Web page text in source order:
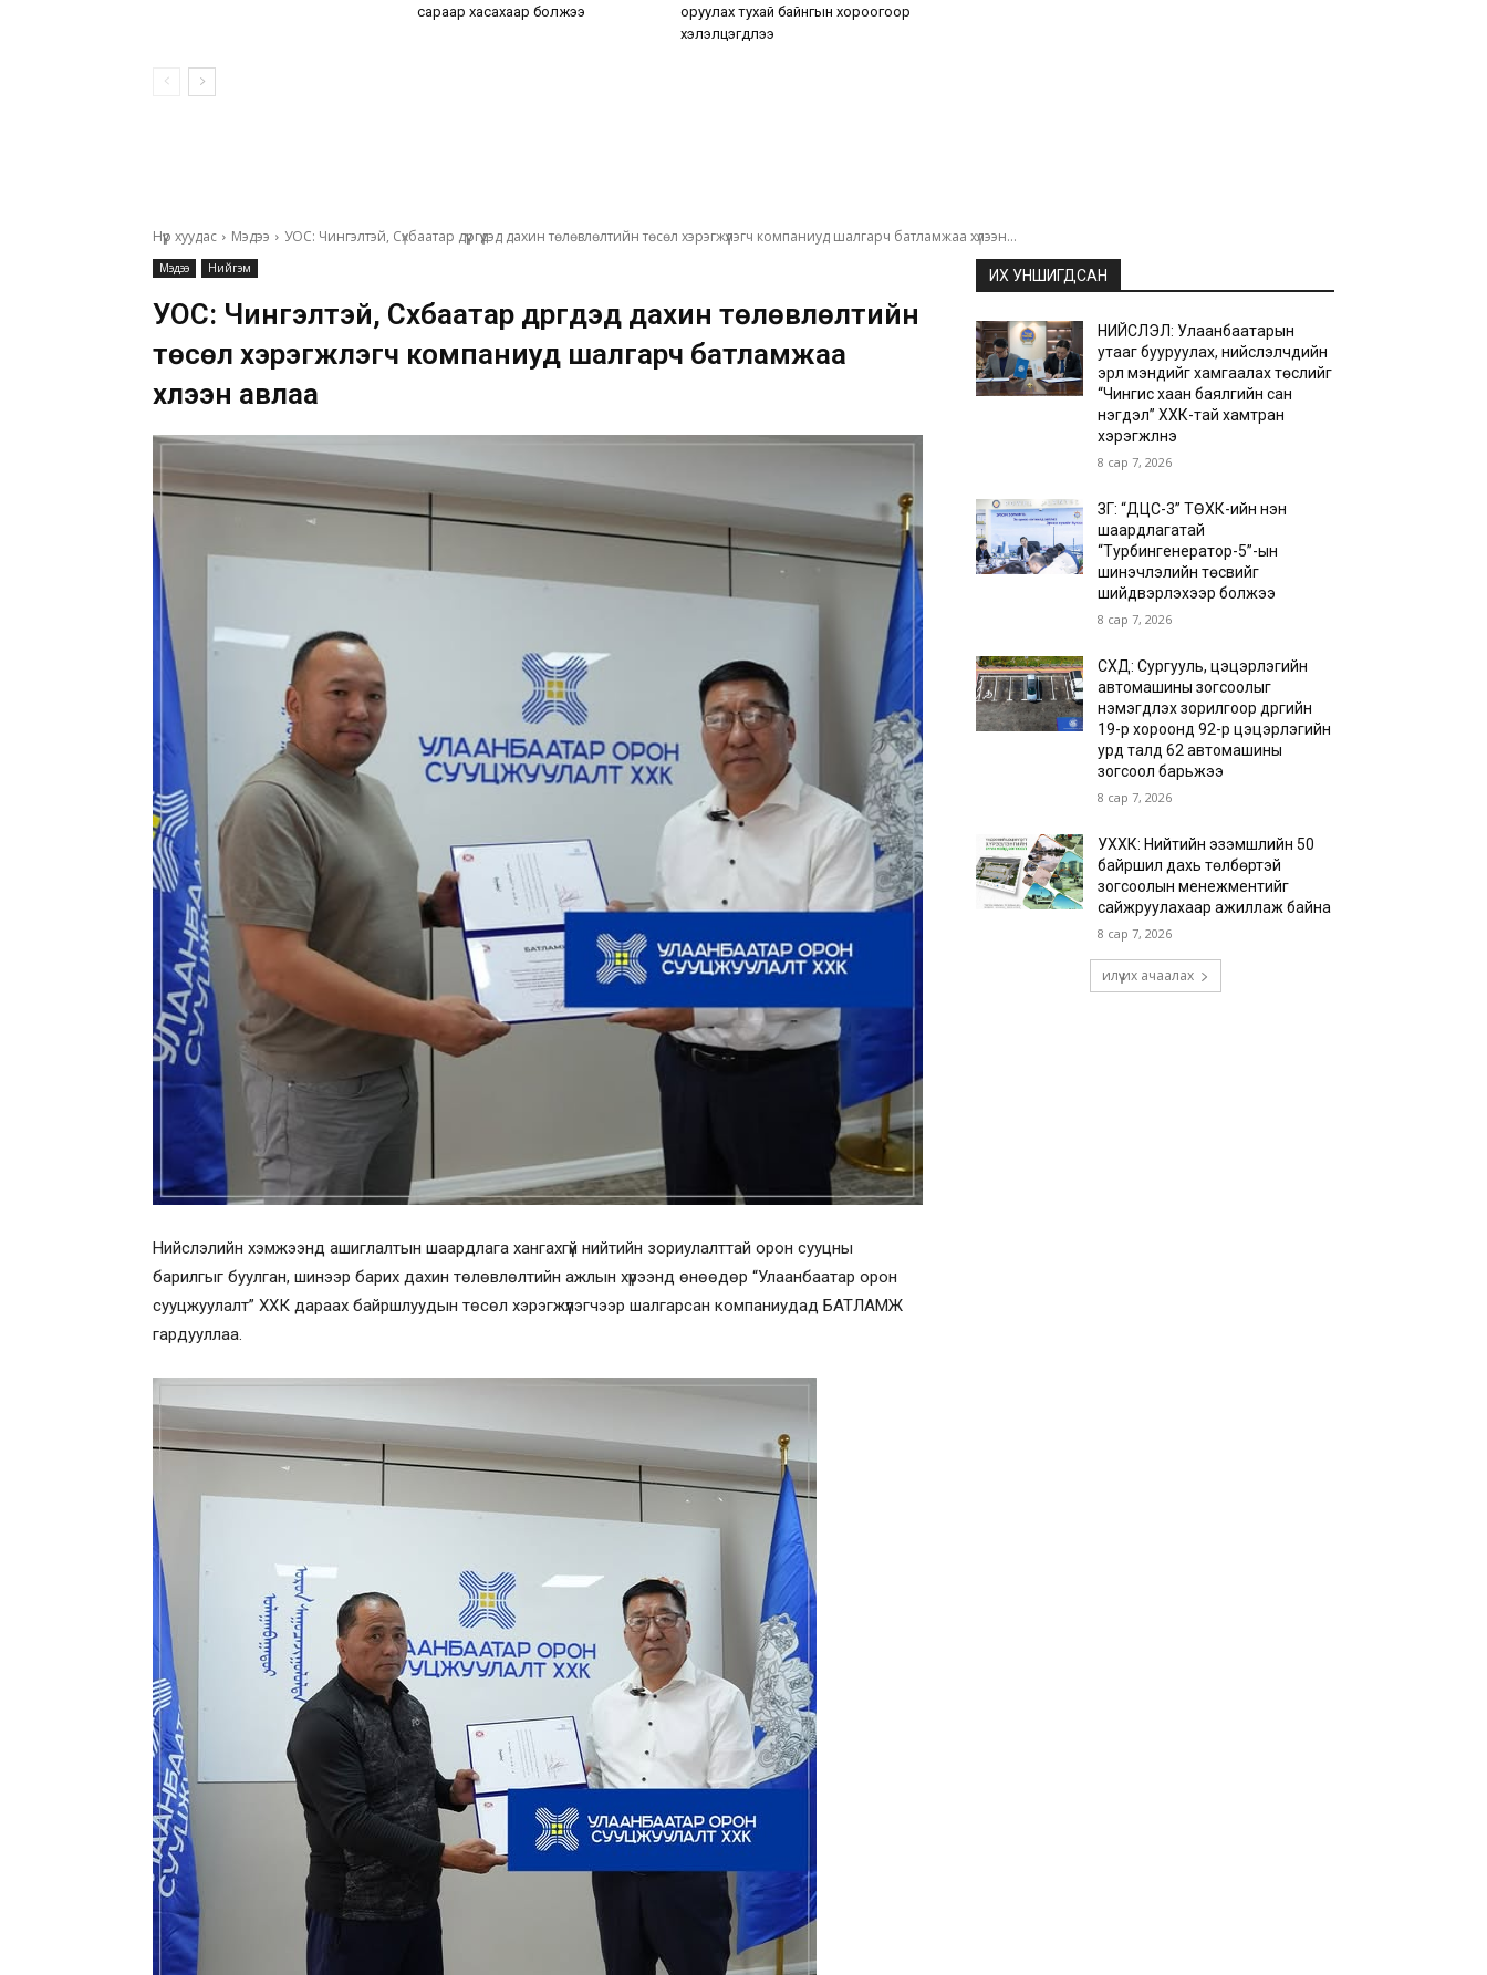
сараар хасахаар болжээ
оруулах тухай байнгын хороогоор
хэлэлцэгдлээ